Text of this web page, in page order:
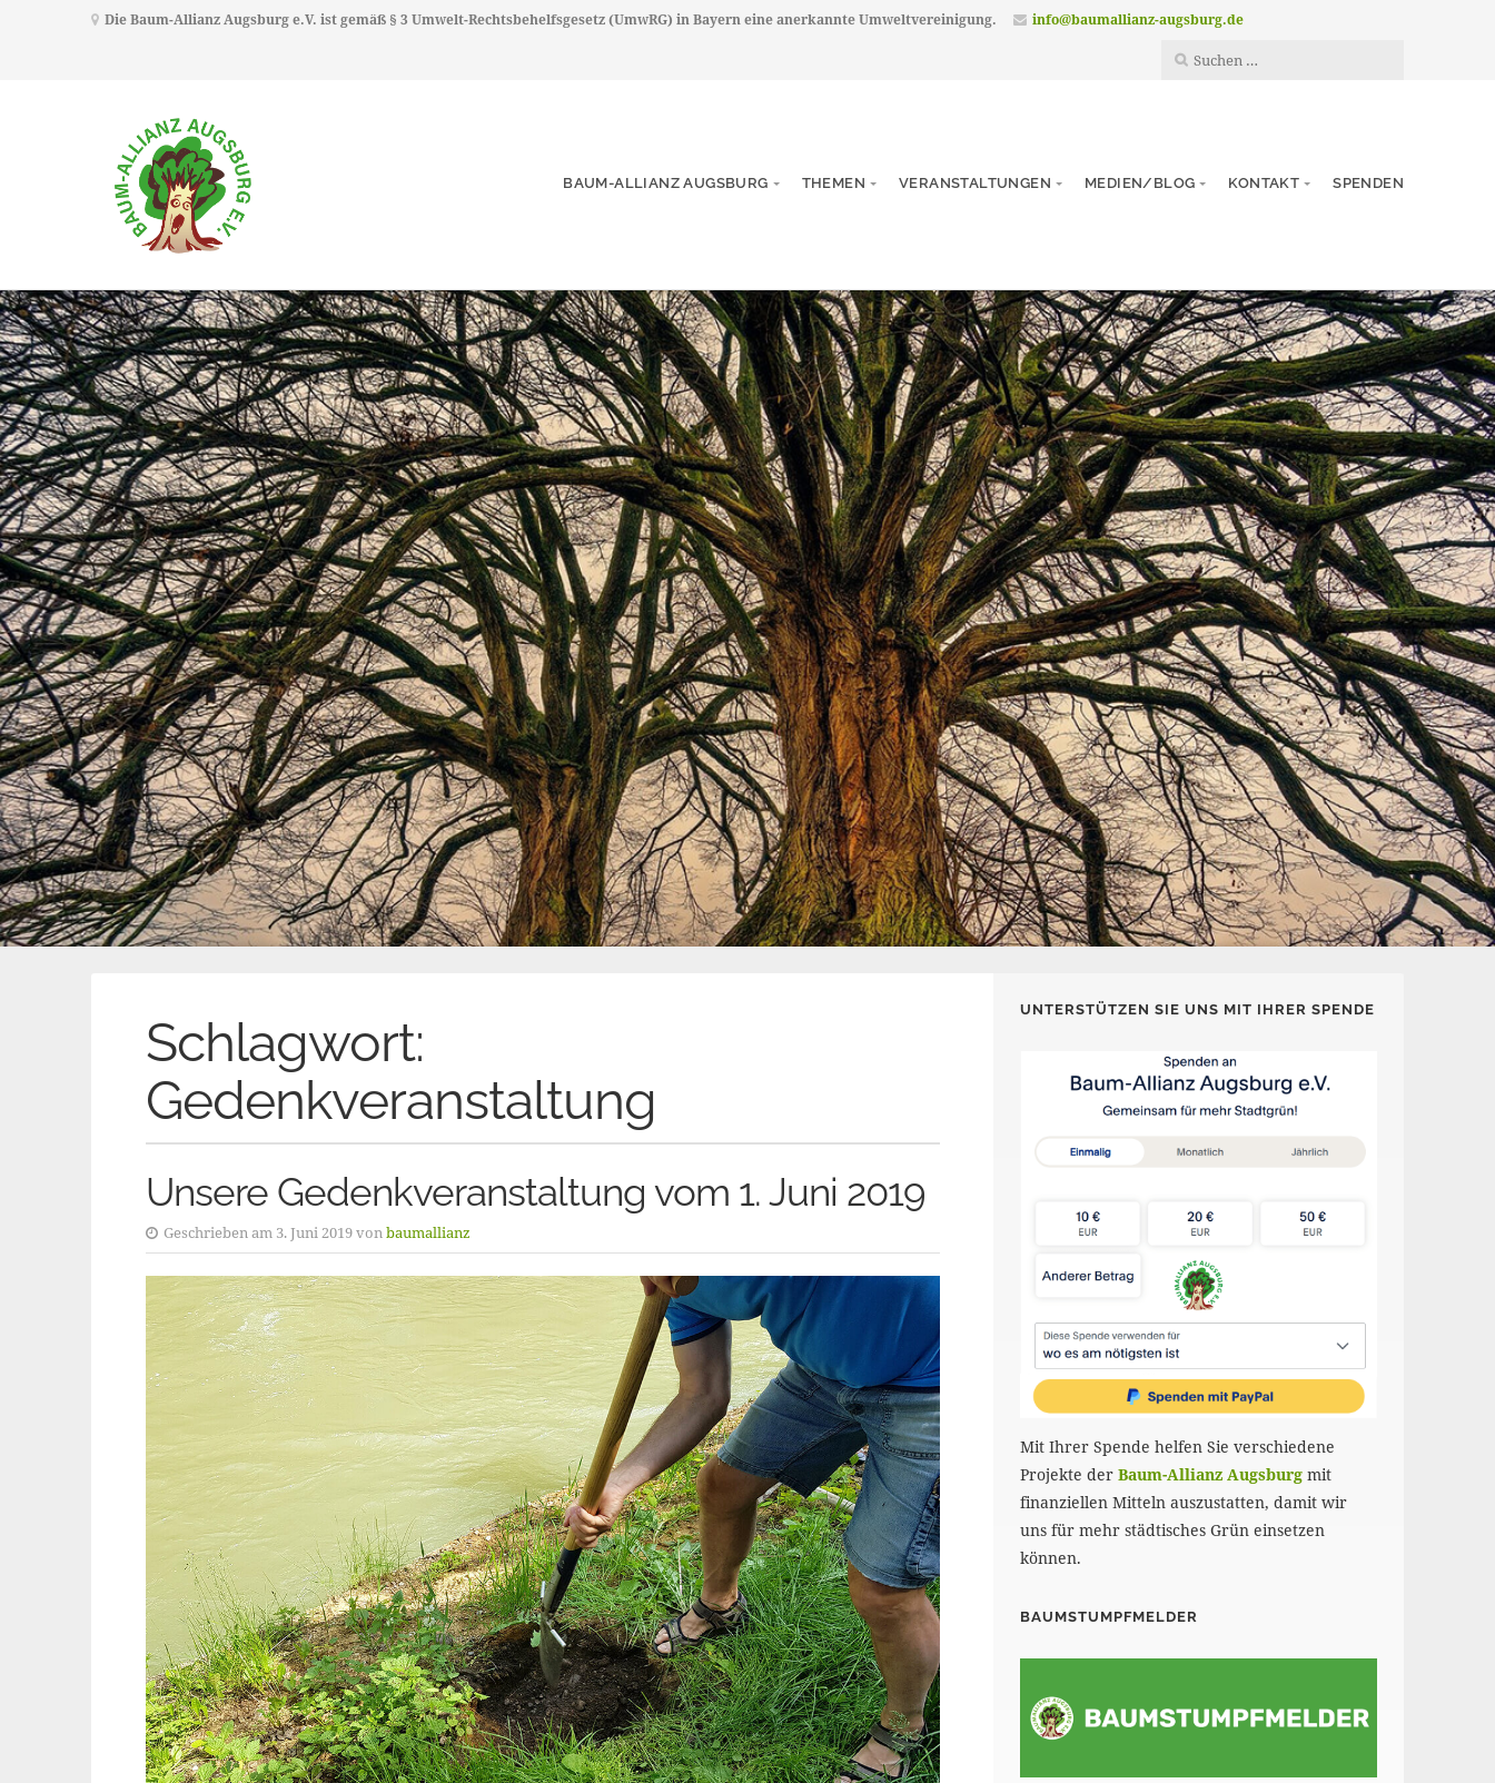
Die Baum-Allianz Augsburg e.V. ist gemäß § 3 Umwelt-Rechtsbehelfsgesetz (UmwRG) in Bayern eine anerkannte Umweltvereinigung. info@baumallianz-augsburg.de
BAUM-ALLIANZ AUGSBURG THEMEN VERANSTALTUNGEN MEDIEN/BLOG KONTAKT SPENDEN
Schlagwort:
Gedenkveranstaltung
Unsere Gedenkveranstaltung vom 1. Juni 2019
Geschrieben am 3. Juni 2019 vonbaumallianz
UNTERSTÜTZEN SIE UNS MIT IHRER SPENDE
Mit Ihrer Spende helfen Sie verschiedene
Projekte derBaum-Allianz Augsburg mit
finanziellen Mitteln auszustatten, damit wir
uns für mehr städtisches Grün einsetzen
können.
BAUMSTUMPFMELDER